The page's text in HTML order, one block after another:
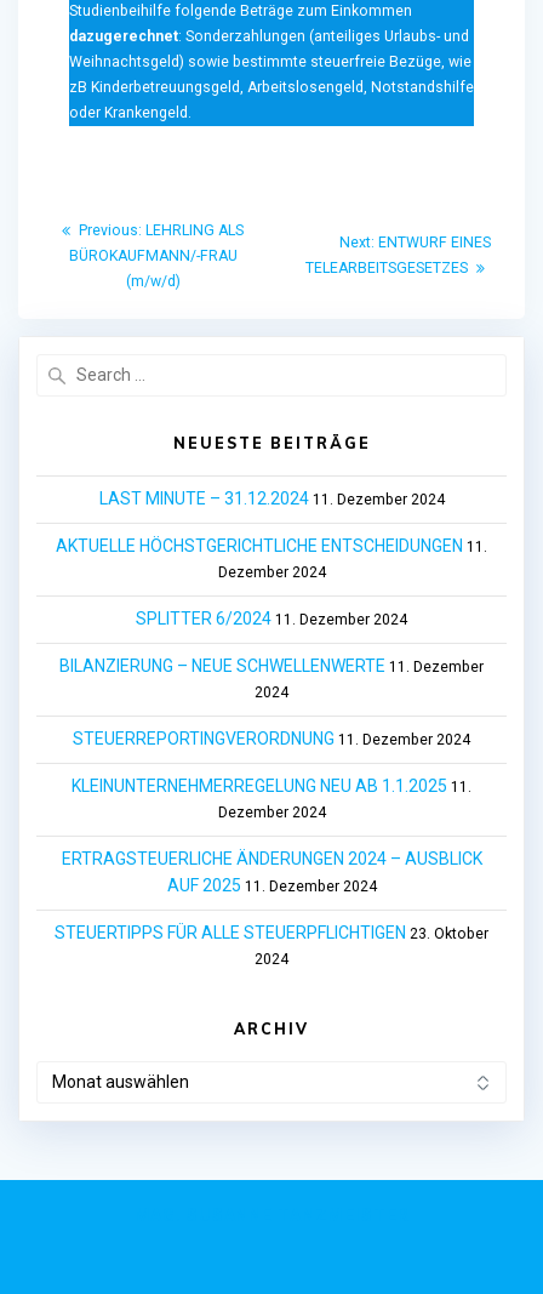
Studienbeihilfe folgende Beträge zum Einkommen
dazugerechnet: Sonderzahlungen (anteiliges Urlaubs- und
Weihnachtsgeld) sowie bestimmte steuerfreie Bezüge, wie
zB Kinderbetreuungsgeld, Arbeitslosengeld, Notstandshilfe
oder Krankengeld.
Beitragsnavigation
Previous: Previous
post:
LEHRLING ALS
BÜROKAUFMANN/-FRAU
(m/w/d)
Next: Next
post:
ENTWURF EINES
TELEARBEITSGESETZES
NEUESTE BEITRÄGE
LAST MINUTE – 31.12.2024 11. Dezember 2024
AKTUELLE HÖCHSTGERICHTLICHE ENTSCHEIDUNGEN 11.
Dezember 2024
SPLITTER 6/2024 11. Dezember 2024
BILANZIERUNG – NEUE SCHWELLENWERTE 11. Dezember
2024
STEUERREPORTINGVERORDNUNG 11. Dezember 2024
KLEINUNTERNEHMERREGELUNG NEU AB 1.1.2025 11.
Dezember 2024
ERTRAGSTEUERLICHE ÄNDERUNGEN 2024 – AUSBLICK
AUF 2025 11. Dezember 2024
STEUERTIPPS FÜR ALLE STEUERPFLICHTIGEN 23. Oktober
2024
ARCHIV